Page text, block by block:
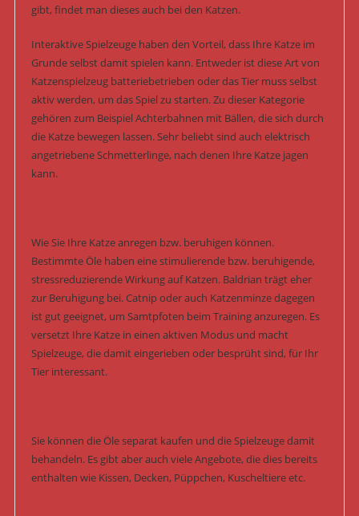
gibt, findet man dieses auch bei den Katzen.
Interaktive Spielzeuge haben den Vorteil, dass Ihre Katze im
Grunde selbst damit spielen kann. Entweder ist diese Art von
Katzenspielzeug batteriebetrieben oder das Tier muss selbst
aktiv werden, um das Spiel zu starten. Zu dieser Kategorie
gehören zum Beispiel Achterbahnen mit Bällen, die sich durch
die Katze bewegen lassen. Sehr beliebt sind auch elektrisch
angetriebene Schmetterlinge, nach denen Ihre Katze jagen
kann.
Wie Sie Ihre Katze anregen bzw. beruhigen können.
Bestimmte Öle haben eine stimulierende bzw. beruhigende,
stressreduzierende Wirkung auf Katzen. Baldrian trägt eher
zur Beruhigung bei. Catnip oder auch Katzenminze dagegen
ist gut geeignet, um Samtpfoten beim Training anzuregen. Es
versetzt Ihre Katze in einen aktiven Modus und macht
Spielzeuge, die damit eingerieben oder besprüht sind, für Ihr
Tier interessant.
Sie können die Öle separat kaufen und die Spielzeuge damit
behandeln. Es gibt aber auch viele Angebote, die dies bereits
enthalten wie Kissen, Decken, Püppchen, Kuscheltiere etc.